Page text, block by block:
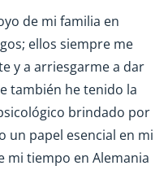
de mi familia en
ellos siempre me
y a arriesgarme a dar
también he tenido la
brindado por
un papel esencial en mi
mi tiempo en Alemania